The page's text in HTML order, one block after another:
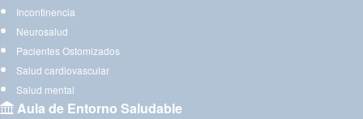
Incontinencia
Neurosalud
Pacientes Ostomizados
Salud cardiovascular
Salud mental
Aula de Entorno Saludable